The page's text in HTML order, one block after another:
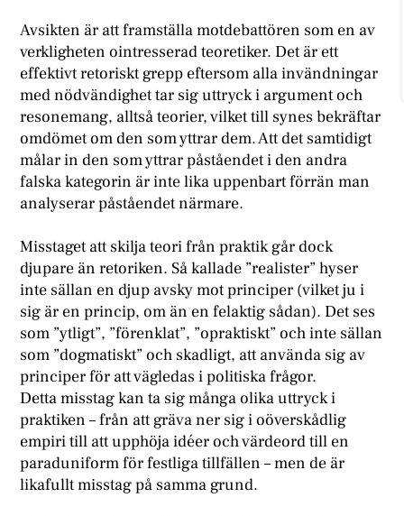
Avsikten är att framställa motdebattören som en av
verkligheten ointresserad teoretiker. Det är ett
effektivt retoriskt grepp eftersom alla invändningar
med nödvändighet tar sig uttryck i argument och
resonemang, alltså teorier, vilket till synes bekräftar
omdömet om den som yttrar dem. Att det samtidigt
målar in den som yttrar påståendet i den andra
falska kategorin är inte lika uppenbart förrän man
analyserar påståendet närmare.
Misstaget att skilja teori från praktik går dock
djupare än retoriken. Så kallade ”realister” hyser
inte sällan en djup avsky mot principer (vilket ju i
sig är en princip, om än en felaktig sådan). Det ses
som ”ytligt”, ”förenklat”, ”opraktiskt” och inte sällan
som ”dogmatiskt” och skadligt, att använda sig av
principer för att vägledas i politiska frågor.
Detta misstag kan ta sig många olika uttryck i
praktiken – från att gräva ner sig i oöverskådlig
empiri till att upphöja idéer och värdeord till en
paraduniform för festliga tillfällen – men de är
likafullt misstag på samma grund.